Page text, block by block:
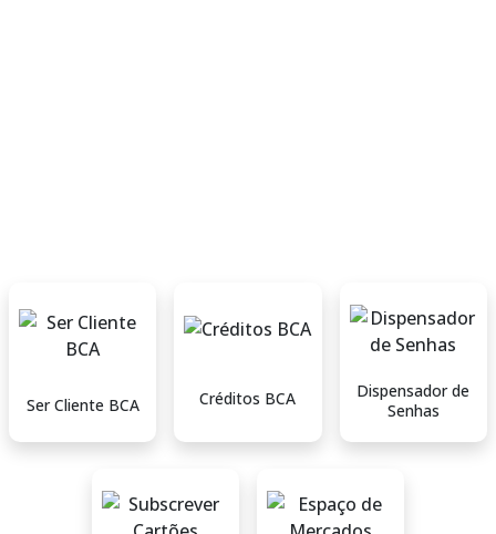
Ser Cliente BCA Créditos BCA
Dispensador de
Senhas